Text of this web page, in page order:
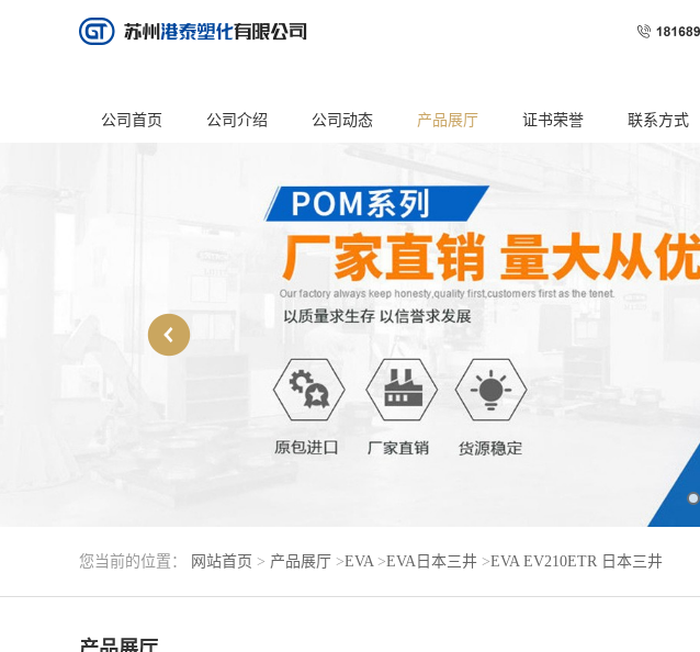
公司首页 公司介绍 公司动态 产品展厅 证书荣誉 联系方式
您当前的位置： 网站首页 > 产品展厅 >EVA>EVA日本三井 >EVA EV210ETR 日本三井